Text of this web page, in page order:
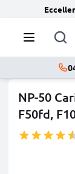
NP-50
F50fd,